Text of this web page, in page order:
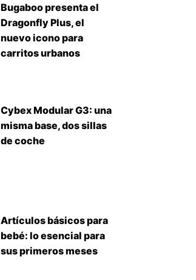
Bugaboo presenta el
Dragonfly Plus, el
nuevo icono para
carritos urbanos
Cybex Modular G3: una
misma base, dos sillas
de coche
Artículos básicos para
bebé: lo esencial para
sus primeros meses